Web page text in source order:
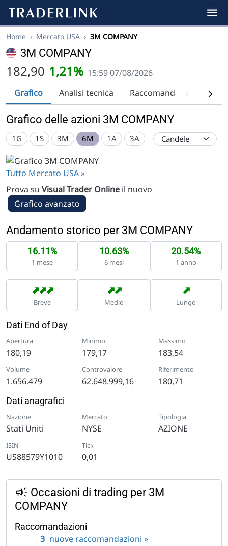
Home › Mercato USA › 3M COMPANY
3M COMPANY
182,90 1,21% 15:59 07/08/2026
Grafico
Analisi tecnica Raccomandazioni
Grafico delle azioni 3M COMPANY
1G 1S 3M 6M 1A 3A
Tutto Mercato USA »
Prova su Visual Trader Online il nuovo
Grafico avanzato
Andamento storico per 3M COMPANY
16.11%
1 mese
10.63%
6 mesi
20.54%
1 anno
➡
➡
➡
Breve
➡
➡
Medio
➡
Lungo
Dati End of Day
Apertura
180,19
Minimo
179,17
Massimo
183,54
Volume
1.656.479
Controvalore
62.648.999,16
Riferimento
180,71
Dati anagrafici
Nazione
Stati Uniti
Mercato
NYSE
Tipologia
AZIONE
ISIN
US88579Y1010
Tick
0,01
Occasioni di trading per 3M
COMPANY
Raccomandazioni
3 nuove raccomandazioni »